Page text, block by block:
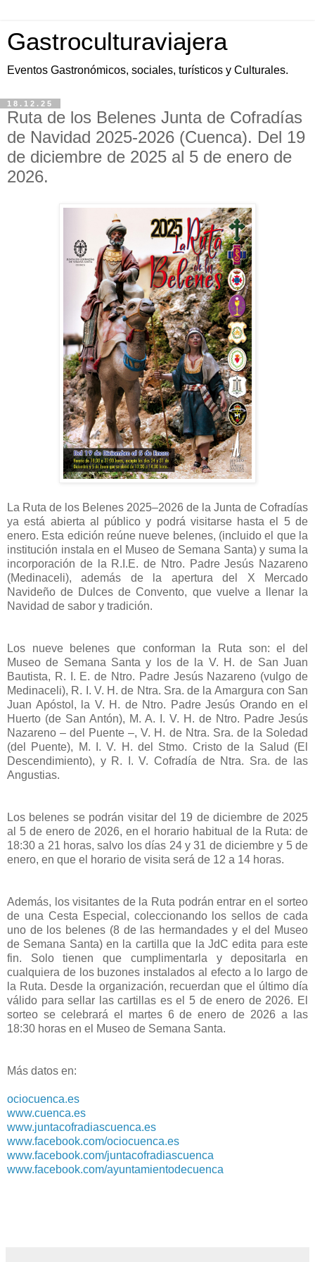
Gastroculturaviajera
Eventos Gastronómicos, sociales, turísticos y Culturales.
18.12.25
Ruta de los Belenes Junta de Cofradías
de Navidad 2025-2026 (Cuenca). Del 19
de diciembre de 2025 al 5 de enero de
2026.
La Ruta de los Belenes 2025–2026 de la Junta de Cofradías
ya está abierta al público y podrá visitarse hasta el 5 de
enero. Esta edición reúne nueve belenes, (incluido el que la
institución instala en el Museo de Semana Santa) y suma la
incorporación de la R.I.E. de Ntro. Padre Jesús Nazareno
(Medinaceli), además de la apertura del X Mercado
Navideño de Dulces de Convento, que vuelve a llenar la
Navidad de sabor y tradición.
Los nueve belenes que conforman la Ruta son: el del
Museo de Semana Santa y los de la V. H. de San Juan
Bautista, R. I. E. de Ntro. Padre Jesús Nazareno (vulgo de
Medinaceli), R. I. V. H. de Ntra. Sra. de la Amargura con San
Juan Apóstol, la V. H. de Ntro. Padre Jesús Orando en el
Huerto (de San Antón), M. A. I. V. H. de Ntro. Padre Jesús
Nazareno – del Puente –, V. H. de Ntra. Sra. de la Soledad
(del Puente), M. I. V. H. del Stmo. Cristo de la Salud (El
Descendimiento), y R. I. V. Cofradía de Ntra. Sra. de las
Angustias.
Los belenes se podrán visitar del 19 de diciembre de 2025
al 5 de enero de 2026, en el horario habitual de la Ruta: de
18:30 a 21 horas, salvo los días 24 y 31 de diciembre y 5 de
enero, en que el horario de visita será de 12 a 14 horas.
Además, los visitantes de la Ruta podrán entrar en el sorteo
de una Cesta Especial, coleccionando los sellos de cada
uno de los belenes (8 de las hermandades y el del Museo
de Semana Santa) en la cartilla que la JdC edita para este
fin. Solo tienen que cumplimentarla y depositarla en
cualquiera de los buzones instalados al efecto a lo largo de
la Ruta. Desde la organización, recuerdan que el último día
válido para sellar las cartillas es el 5 de enero de 2026. El
sorteo se celebrará el martes 6 de enero de 2026 a las
18:30 horas en el Museo de Semana Santa.
Más datos en:
ociocuenca.es
www.cuenca.es
www.juntacofradiascuenca.es
www.facebook.com/ociocuenca.es
www.facebook.com/juntacofradiascuenca
www.facebook.com/ayuntamientodecuenca